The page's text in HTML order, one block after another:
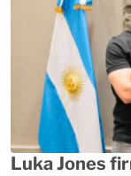
Luka Jones